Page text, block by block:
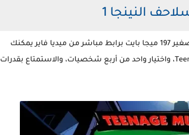
النينجا 1
تحميل لعبة سلاحف النينجا 1 القديمة للكمبيوتر بحجم صغير 197 ميجا بايت برابط مباشر من ميديا فاير يمكنك
اللعب كواحد من شخصيات Teenage Mutant Ninja Turtles، واختيار واحد من أربع شخصيات، والاستمتاع بقدرات